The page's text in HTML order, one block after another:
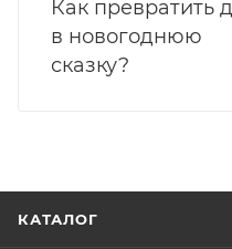
Как превратить
в новогоднюю
сказку?
КАТАЛОГ